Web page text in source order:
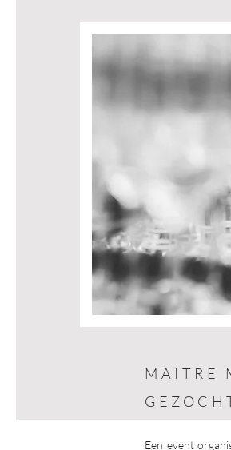
MAITRE
Een event